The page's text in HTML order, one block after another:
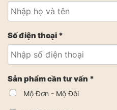
Số điện thoại *
Sản phẩm cần tư vấn *
Mộ Đơn - Mộ Đôi